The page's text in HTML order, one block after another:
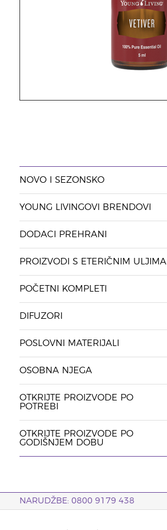
NOVO I SEZONSKO
YOUNG LIVINGOVI BRENDOVI
DODACI PREHRANI
PROIZVODI S ETERIČNIM ULJIMA
POČETNI KOMPLETI
DIFUZORI
POSLOVNI MATERIJALI
OSOBNA NJEGA
OTKRIJTE PROIZVODE PO
POTREBI
OTKRIJTE PROIZVODE PO
GODIŠNJEM DOBU
NARUDŽBE: 0800 9179 438